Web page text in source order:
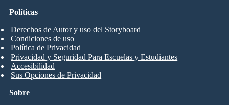
Sobre
Políticas
Derechos de Autor y uso del Storyboard
Condiciones de uso
Política de Privacidad
Privacidad y Seguridad Para Escuelas y Estudiantes
Accesibilidad
Sus Opciones de Privacidad